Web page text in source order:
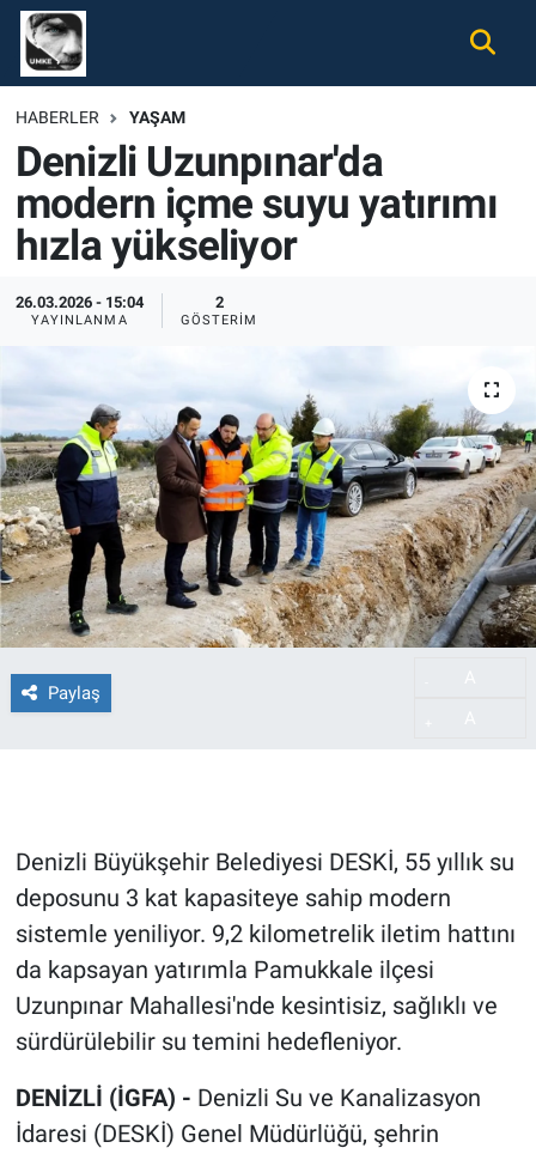
HABERLER YAŞAM
Denizli Uzunpınar'da
modern içme suyu yatırımı
hızla yükseliyor
26.03.2026 - 15:04
YAYINLANMA
2
GÖSTERIM
Paylaş
Denizli Büyükşehir Belediyesi DESKİ, 55 yıllık su
deposunu 3 kat kapasiteye sahip modern
sistemle yeniliyor. 9,2 kilometrelik iletim hattını
da kapsayan yatırımla Pamukkale ilçesi
Uzunpınar Mahallesi'nde kesintisiz, sağlıklı ve
sürdürülebilir su temini hedefleniyor.
DENİZLİ (İGFA) - Denizli Su ve Kanalizasyon
İdaresi (DESKİ) Genel Müdürlüğü, şehrin
Gündem
Ekonomi
Spor
Magazin
Tüm Haberler
İletişim
Künye
Nöbetçi Eczaneler
Hava Durumu
Namaz Vakitleri
Trafik Durumu
Süper Lig Puan Durumu ve Fikstür
Tüm Manşetler
Son Dakika Haberleri
Haber Arşivi